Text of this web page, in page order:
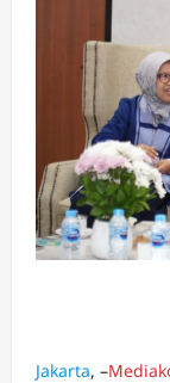
Jakarta, –